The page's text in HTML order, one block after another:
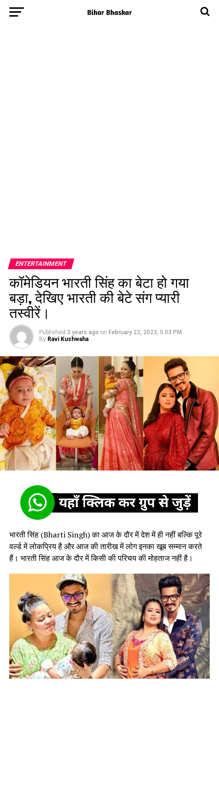
ENTERTAINMENT
कॉमेडियन भारती सिंह का बेटा हो गया
बड़ा, देखिए भारती की बेटे संग प्यारी
तस्वीरें।
Published 3 years ago on February 22, 2023, 5:03 PM
By Ravi Kushwaha
भारती सिंह (Bharti Singh) का आज के दौर में देश में ही नहीं बल्कि पूरे
वर्ल्ड में लोकप्रिय है और आज की तारीख में लोग इनका खूब सम्मान करते
हैं। भारती सिंह आज के दौर में किसी की परिचय की मोहताज नहीं है।